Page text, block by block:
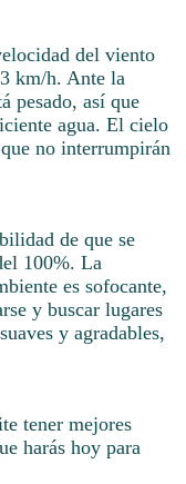
del viento
km/h. Ante la
pesado, así que
agua. El cielo
no interrumpirán
de que se
100%. La
es sofocante,
y buscar lugares
y agradables,
tener mejores
harás hoy para